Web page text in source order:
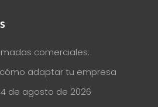
comerciales:
adaptar tu empresa
4 de agosto de 2026